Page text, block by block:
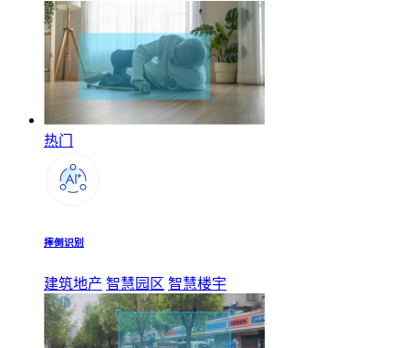
热门
摔倒识别
建筑地产 智慧园区 智慧楼宇